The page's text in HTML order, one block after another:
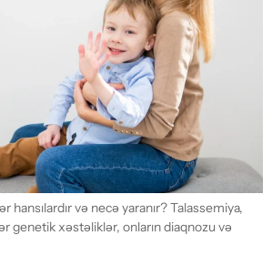
hansılardır və necə yaranır? Talassemiya,
genetik xəstəliklər, onların diaqnozu və